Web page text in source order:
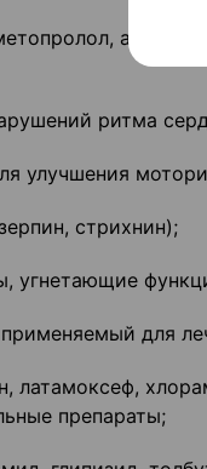
ритма
улучшения
стрихнин);
угнетающие
для
латамоксеф,
препараты;